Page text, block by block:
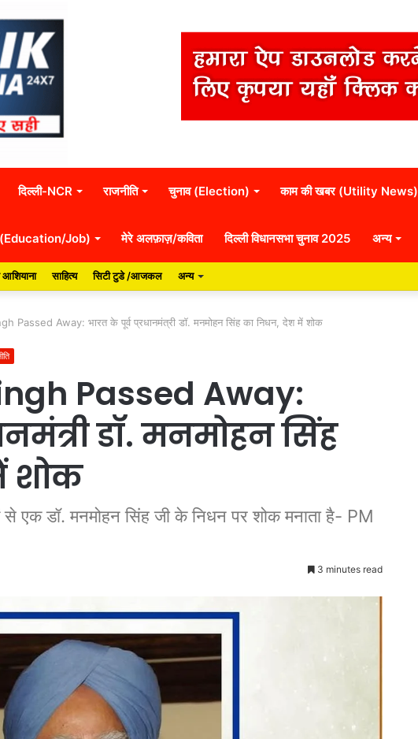
दिल्ली-NCR राजनीति चुनाव (Election) काम की खबर (Utility News)
(Education/Job) मेरे अलफ़ाज़/कविता दिल्ली विधानसभा चुनाव 2025 अन्य
आशियाना साहित्य सिटी टुडे /आजकल अन्य
Passed Away: भारत के पूर्व प्रधानमंत्री डॉ. मनमोहन सिंह का निधन, देश में शोक
Passed Away:
डॉ. मनमोहन सिंह
शोक
एक डॉ. मनमोहन सिंह जी के निधन पर शोक मनाता है- PM
3 minutes read